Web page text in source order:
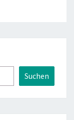
Suchen